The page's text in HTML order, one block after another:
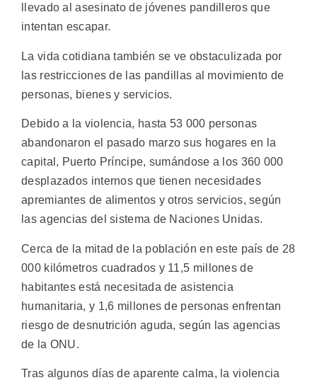
llevado al asesinato de jóvenes pandilleros que
intentan escapar.
La vida cotidiana también se ve obstaculizada por
las restricciones de las pandillas al movimiento de
personas, bienes y servicios.
Debido a la violencia, hasta 53 000 personas
abandonaron el pasado marzo sus hogares en la
capital, Puerto Príncipe, sumándose a los 360 000
desplazados internos que tienen necesidades
apremiantes de alimentos y otros servicios, según
las agencias del sistema de Naciones Unidas.
Cerca de la mitad de la población en este país de 28
000 kilómetros cuadrados y 11,5 millones de
habitantes está necesitada de asistencia
humanitaria, y 1,6 millones de personas enfrentan
riesgo de desnutrición aguda, según las agencias
de la ONU.
Tras algunos días de aparente calma, la violencia